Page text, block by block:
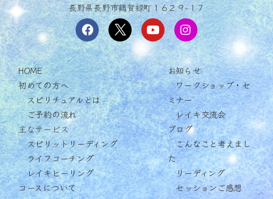
長野県長野市鶴賀緑町１６２９−１７
HOME
初めての方へ
スピリチュアルとは
ご予約の流れ
主なサービス
スピリットリーディング
ライフコーチング
レイキヒーリング
コースについて
お知らせ
ワークショップ・セ
ミナー
レイキ交流会
ブログ
こんなこと考えまし
た
リーディング
セッションご感想